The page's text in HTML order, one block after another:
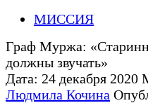
МИССИЯ
Граф Муржа:
должны звучать»
Дата: 24 декабря 2020
Людмила Кочина